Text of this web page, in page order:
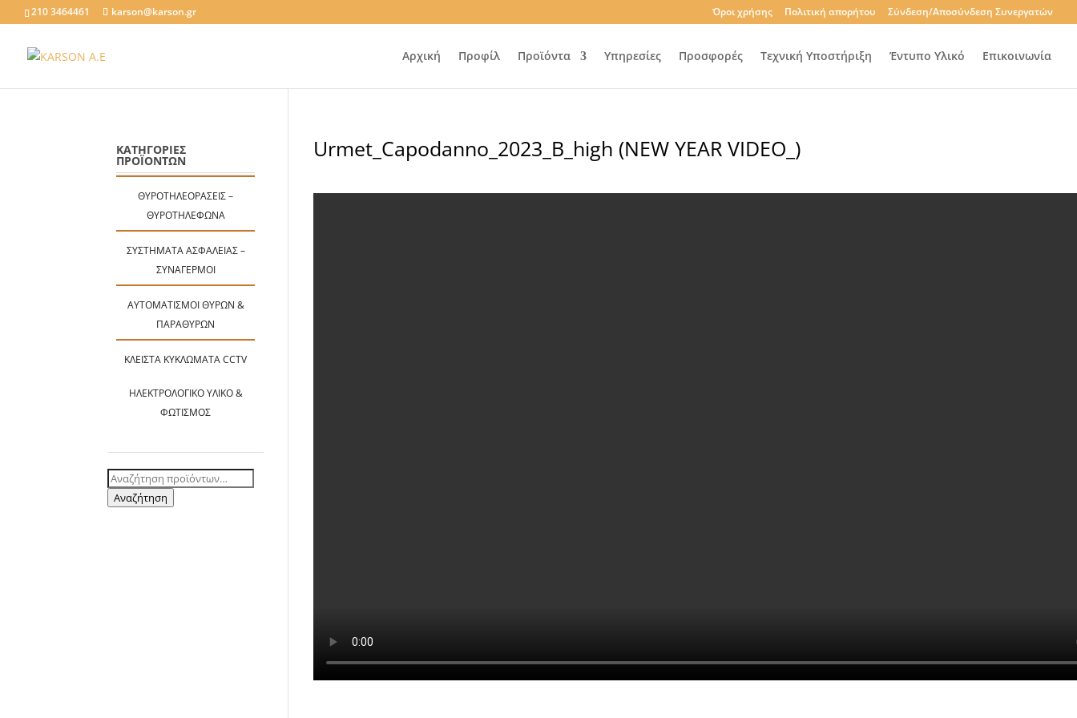
210 3464461 karson@karson.gr Όροι χρήσης Πολιτική απορήτου Σύνδεση/Αποσύνδεση Συνεργατών
Αρχική Προφίλ Προϊόντα Υπηρεσίες Προσφορές Τεχνική Υποστήριξη Έντυπο Υλικό Επικοινωνία
Urmet_Capodanno_2023_B_high (NEW YEAR VIDEO_)
ΚΑΤΗΓΟΡΙΕΣ
ΠΡΟΪΟΝΤΩΝ
ΘΥΡΟΤΗΛΕΟΡΆΣΕΙΣ –
ΘΥΡΟΤΗΛΈΦΩΝΑ
ΣΥΣΤΉΜΑΤΑ ΑΣΦΑΛΕΊΑΣ –
ΣΥΝΑΓΕΡΜΟΊ
ΑΥΤΟΜΑΤΙΣΜΟΊ ΘΥΡΏΝ &
ΠΑΡΑΘΎΡΩΝ
ΚΛΕΙΣΤΆ ΚΥΚΛΏΜΑΤΑ CCTV
ΗΛΕΚΤΡΟΛΟΓΙΚΌ ΥΛΙΚΌ &
ΦΩΤΙΣΜΌΣ
Αναζήτηση
για:
Αναζήτηση